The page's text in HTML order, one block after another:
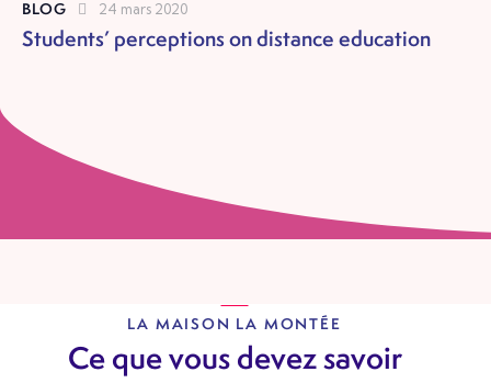
BLOG 24 mars 2020
Students’ perceptions on distance education
LA MAISON LA MONTÉE
Ce que vous devez savoir